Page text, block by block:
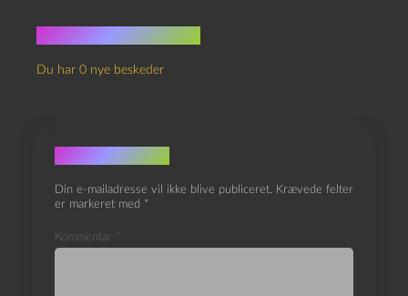
Du har 0 nye beskeder
Skriv et svar
Din e-mailadresse vil ikke blive publiceret. Krævede felter
er markeret med *
Kommentar *